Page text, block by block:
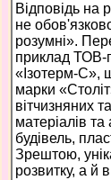
Відповідь на
не
розумні».
приклад ТОВ-
«Ізотерм-С»,
марки
вітчизняних
матеріалів та
будівель,
Зрештою,
розвитку, а й